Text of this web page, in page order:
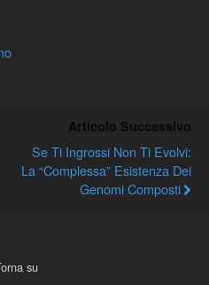
Articolo Successivo
Se Ti Ingrossi Non Ti Evolvi:
La “complessa” Esistenza Dei
Genomi Composti
su